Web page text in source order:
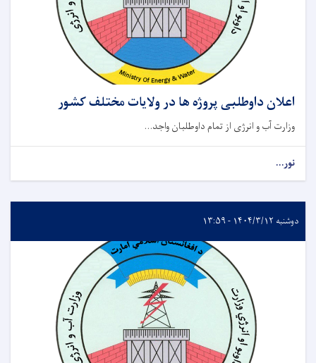
اعلان داوطلبی پروژه ها در ولایات مختلف کشور
وزارت آب و انرژی از تمام داوطلبان واجد...
نور...
دوشنبه ۱۴۰۴/۳/۱۲ - ۱۳:۵۹